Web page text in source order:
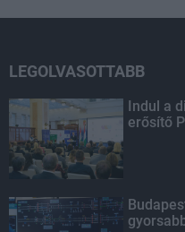
LEGOLVASOTTABB
Indul a
erősítő